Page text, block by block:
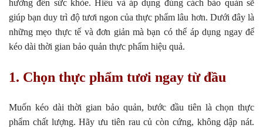
hưởng đến sức khỏe. Hiểu và áp dụng đúng cách bảo quản sẽ
giúp bạn duy trì độ tươi ngon của thực phẩm lâu hơn. Dưới đây là
những mẹo thực tế và đơn giản mà bạn có thể áp dụng ngay để
kéo dài thời gian bảo quản thực phẩm hiệu quả.
1. Chọn thực phẩm tươi ngay từ đầu
Muốn kéo dài thời gian bảo quản, bước đầu tiên là chọn thực
phẩm chất lượng. Hãy ưu tiên rau củ còn cứng, không dập nát.